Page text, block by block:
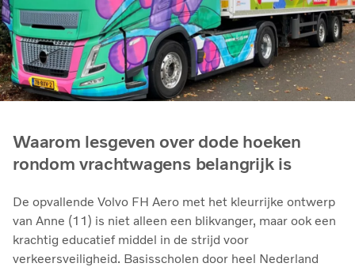
Waarom lesgeven over dode hoeken
rondom vrachtwagens belangrijk is
De opvallende Volvo FH Aero met het kleurrijke ontwerp
van Anne (11) is niet alleen een blikvanger, maar ook een
krachtig educatief middel in de strijd voor
verkeersveiligheid. Basisscholen door heel Nederland